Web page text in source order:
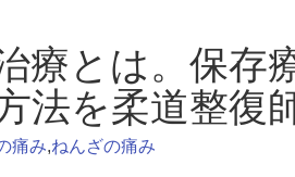
療とは。保存
法を柔道整復
痛み,ねんざの痛み